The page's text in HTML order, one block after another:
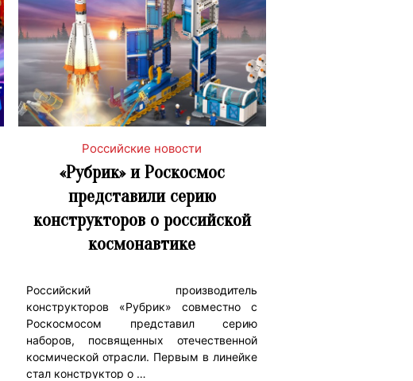
Российские новости
«Рубрик» и Роскосмос
представили серию
конструкторов о российской
космонавтике
Российский производитель
конструкторов «Рубрик» совместно с
Роскосмосом представил серию
наборов, посвященных отечественной
космической отрасли. Первым в линейке
стал конструктор о …